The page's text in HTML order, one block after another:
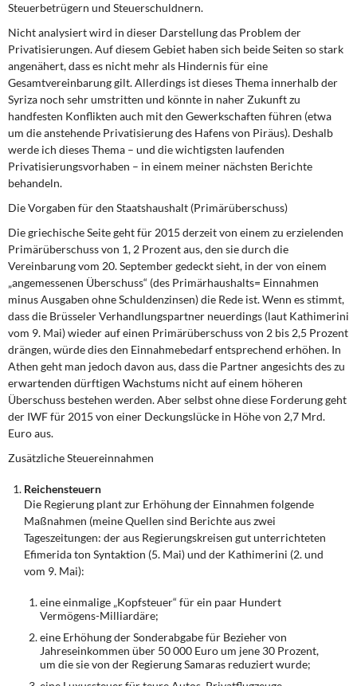
Steuerbetrügern und Steuerschuldnern.
Nicht analysiert wird in dieser Darstellung das Problem der
Privatisierungen. Auf diesem Gebiet haben sich beide Seiten so stark
angenähert, dass es nicht mehr als Hindernis für eine
Gesamtvereinbarung gilt. Allerdings ist dieses Thema innerhalb der
Syriza noch sehr umstritten und könnte in naher Zukunft zu
handfesten Konflikten auch mit den Gewerkschaften führen (etwa
um die anstehende Privatisierung des Hafens von Piräus). Deshalb
werde ich dieses Thema – und die wichtigsten laufenden
Privatisierungsvorhaben – in einem meiner nächsten Berichte
behandeln.
Die Vorgaben für den Staatshaushalt (Primärüberschuss)
Die griechische Seite geht für 2015 derzeit von einem zu erzielenden
Primärüberschuss von 1, 2 Prozent aus, den sie durch die
Vereinbarung vom 20. September gedeckt sieht, in der von einem
„angemessenen Überschuss“ (des Primärhaushalts= Einnahmen
minus Ausgaben ohne Schuldenzinsen) die Rede ist. Wenn es stimmt,
dass die Brüsseler Verhandlungspartner neuerdings (laut Kathimerini
vom 9. Mai) wieder auf einen Primärüberschuss von 2 bis 2,5 Prozent
drängen, würde dies den Einnahmebedarf entsprechend erhöhen. In
Athen geht man jedoch davon aus, dass die Partner angesichts des zu
erwartenden dürftigen Wachstums nicht auf einem höheren
Überschuss bestehen werden. Aber selbst ohne diese Forderung geht
der IWF für 2015 von einer Deckungslücke in Höhe von 2,7 Mrd.
Euro aus.
Zusätzliche Steuereinnahmen
Reichensteuern
Die Regierung plant zur Erhöhung der Einnahmen folgende
Maßnahmen (meine Quellen sind Berichte aus zwei
Tageszeitungen: der aus Regierungskreisen gut unterrichteten
Efimerida ton Syntaktion (5. Mai) und der Kathimerini (2. und
vom 9. Mai):
eine einmalige „Kopfsteuer“ für ein paar Hundert
Vermögens-Milliardäre;
eine Erhöhung der Sonderabgabe für Bezieher von
Jahreseinkommen über 50 000 Euro um jene 30 Prozent,
um die sie von der Regierung Samaras reduziert wurde;